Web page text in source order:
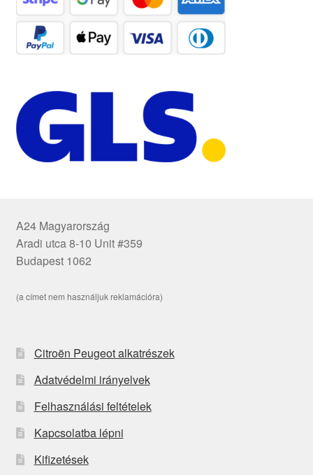
A24 Magyarország
Aradi utca 8-10 Unit #359
Budapest 1062
(a címet nem használjuk reklamációra)
Citroën Peugeot alkatrészek
Adatvédelmi irányelvek
Felhasználási feltételek
Kapcsolatba lépni
Kifizetések